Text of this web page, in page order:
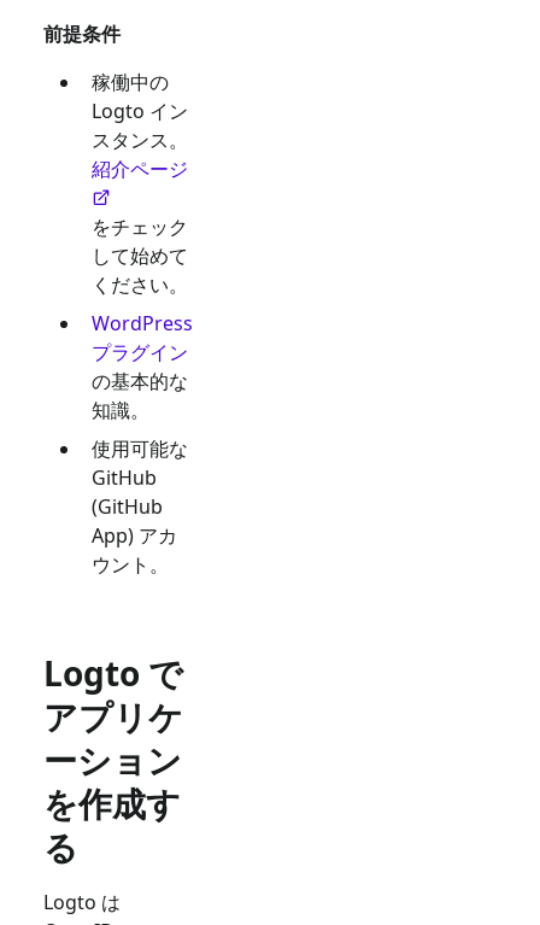
前提条件
稼働中の
Logto イン
スタンス。
紹介ページ
をチェック
して始めて
ください。
WordPress
プラグイン
の基本的な
知識。
使用可能な
GitHub
(GitHub
App) アカ
ウント。
Logto で
アプリケ
ーション
を作成す
る
Logto は